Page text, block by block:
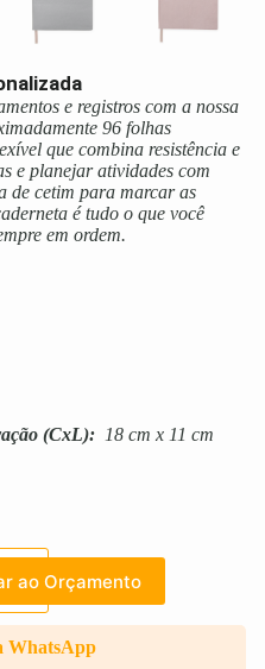
e registros com a nossa
96 folhas
que combina resistência e
e planejar atividades com
de cetim para marcar as
é tudo o que você
em ordem.
(CxL): 18 cm x 11 cm
ao Orçamento
WhatsApp